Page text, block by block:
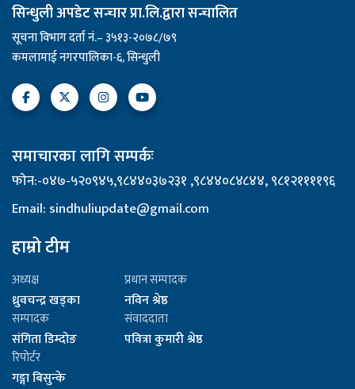
सिन्धुली अपडेट सन्चार प्रा.लि.द्वारा सन्चालित
सूचना विभाग दर्ता नं.– ३५१३-२०७८/७९
कमलामाई नगरपालिका-६, सिन्धुली
समाचारका लागि सम्पर्कः
फोन:-०४७-५२०९४५,९८४४०३७२३१ ,९८४४०८४८४४, ९८१२११११९६
Email: sindhuliupdate@gmail.com
हाम्रो टीम
अध्यक्ष
ध्रुवचन्द्र खड्का
प्रधान सम्पादक
नविन श्रेष्ठ
सम्पादक
संगिता डिम्दोङ
संवाददाता
पवित्रा कुमारी श्रेष्ठ
रिपोर्टर
गङ्गा बिसुन्के